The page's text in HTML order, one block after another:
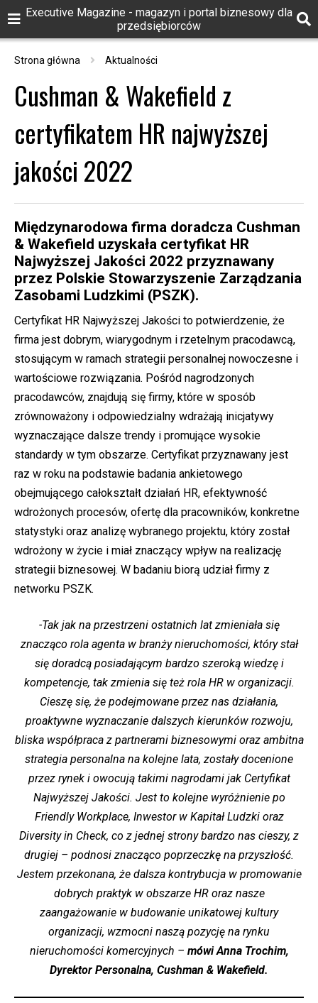
Executive Magazine - magazyn i portal biznesowy dla
przedsiębiorców
Strona główna Aktualności
Cushman & Wakefield z
certyfikatem HR najwyższej
jakości 2022
Międzynarodowa firma doradcza Cushman
& Wakefield uzyskała certyfikat HR
Najwyższej Jakości 2022 przyznawany
przez Polskie Stowarzyszenie Zarządzania
Zasobami Ludzkimi (PSZK).
Certyfikat HR Najwyższej Jakości to potwierdzenie, że
firma jest dobrym, wiarygodnym i rzetelnym pracodawcą,
stosującym w ramach strategii personalnej nowoczesne i
wartościowe rozwiązania. Pośród nagrodzonych
pracodawców, znajdują się firmy, które w sposób
zrównoważony i odpowiedzialny wdrażają inicjatywy
wyznaczające dalsze trendy i promujące wysokie
standardy w tym obszarze. Certyfikat przyznawany jest
raz w roku na podstawie badania ankietowego
obejmującego całokształt działań HR, efektywność
wdrożonych procesów, ofertę dla pracowników, konkretne
statystyki oraz analizę wybranego projektu, który został
wdrożony w życie i miał znaczący wpływ na realizację
strategii biznesowej. W badaniu biorą udział firmy z
networku PSZK.
-Tak jak na przestrzeni ostatnich lat zmieniała się
znacząco rola agenta w branży nieruchomości, który stał
się doradcą posiadającym bardzo szeroką wiedzę i
kompetencje, tak zmienia się też rola HR w organizacji.
Cieszę się, że podejmowane przez nas działania,
proaktywne wyznaczanie dalszych kierunków rozwoju,
bliska współpraca z partnerami biznesowymi oraz ambitna
strategia personalna na kolejne lata, zostały docenione
przez rynek i owocują takimi nagrodami jak Certyfikat
Najwyższej Jakości. Jest to kolejne wyróżnienie po
Friendly Workplace, Inwestor w Kapitał Ludzki oraz
Diversity in Check, co z jednej strony bardzo nas cieszy, z
drugiej – podnosi znacząco poprzeczkę na przyszłość.
Jestem przekonana, że dalsza kontrybucja w promowanie
dobrych praktyk w obszarze HR oraz nasze
zaangażowanie w budowanie unikatowej kultury
organizacji, wzmocni naszą pozycję na rynku
nieruchomości komercyjnych – mówi Anna Trochim,
Dyrektor Personalna, Cushman & Wakefield.